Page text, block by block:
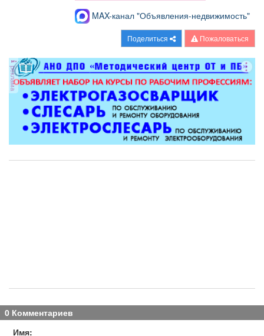
MAX-канал "Объявления-недвижимость"
Поделиться Пожаловаться
реклама
0 Комментариев
Имя: